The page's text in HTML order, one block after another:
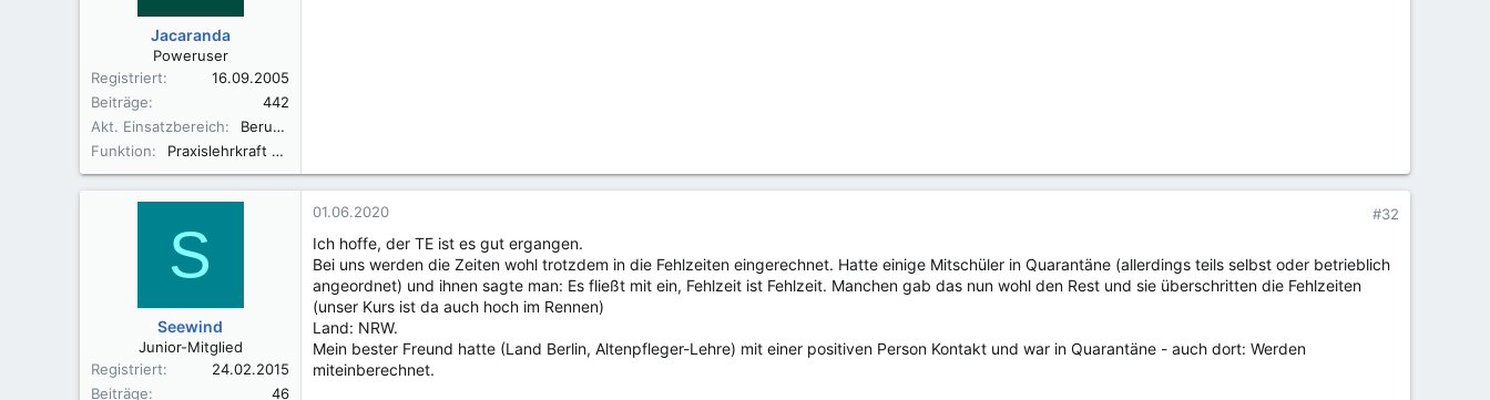
Jacaranda
Poweruser
Registriert
16.09.2005
Beiträge
442
Akt. Einsatzbereich
Berufsfachschule und KH
Funktion
Praxislehrkraft BFS
S
Seewind
Junior-Mitglied
Registriert
24.02.2015
Beiträge
46
01.06.2020 #32
Ich hoffe, der TE ist es gut ergangen.
Bei uns werden die Zeiten wohl trotzdem in die Fehlzeiten eingerechnet. Hatte einige Mitschüler in Quarantäne (allerdings teils selbst oder betrieblich
angeordnet) und ihnen sagte man: Es fließt mit ein, Fehlzeit ist Fehlzeit. Manchen gab das nun wohl den Rest und sie überschritten die Fehlzeiten
(unser Kurs ist da auch hoch im Rennen)
Land: NRW.
Mein bester Freund hatte (Land Berlin, Altenpfleger-Lehre) mit einer positiven Person Kontakt und war in Quarantäne - auch dort: Werden
miteinberechnet.